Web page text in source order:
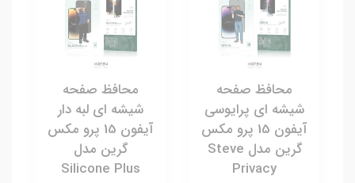
محافظ صفحه
شیشه ای پرایوسی
آیفون 15 پرو مکس
گرین مدل Steve
Privacy
محافظ صفحه
شیشه ای لبه دار
آیفون 15 پرو مکس
گرین مدل
Silicone Plus